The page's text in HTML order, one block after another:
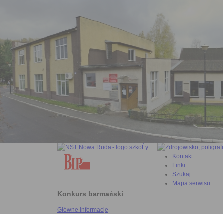
Konkurs barmański
Główne informacje
Kontakt
Linki
Szukaj
Mapa serwisu